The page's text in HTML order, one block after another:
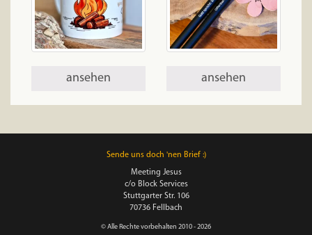
ansehen ansehen
Sende uns doch 'nen Brief :)
Meeting Jesus
c/o Block Services
Stuttgarter Str. 106
70736 Fellbach
© Alle Rechte vorbehalten 2010 - 2026